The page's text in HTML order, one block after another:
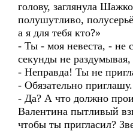
голову, заглянула
полушутливо,
а я для тебя кто?»
- Ты - моя невеста, - не
секунды не
- Неправда! Ты не
- Обязательно приглашу.
- Да? А что должно
Валентина пытливый
чтобы ты пригласил?